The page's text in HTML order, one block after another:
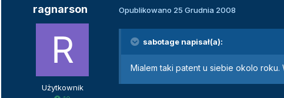
ragnarson
Użytkownik
Opublikowano 25 Grudnia 2008
sabotage napisał(a):
Mialem taki patent u siebie okolo roku.